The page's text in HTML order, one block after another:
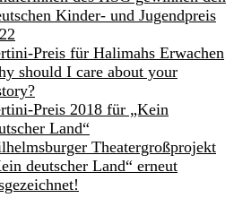
Kinder- und Jugendpreis
Preis für Halimahs Erwachen
should I care about your
Preis 2018 für „Kein
Land“
Theatergroßprojekt
deutscher Land“ erneut